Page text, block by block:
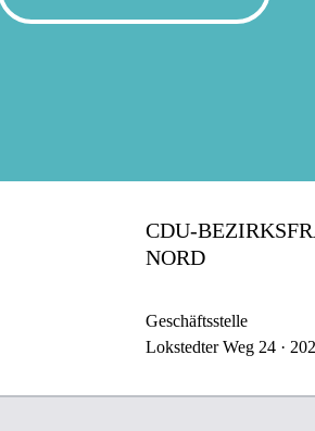
CDU-
NORD
Geschäftsstelle
Lokstedter Weg 24 ·